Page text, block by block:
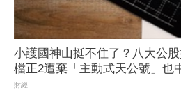
小護國神山挺不住了？八大公
檔正2遭棄「主動式天公號」也
財經